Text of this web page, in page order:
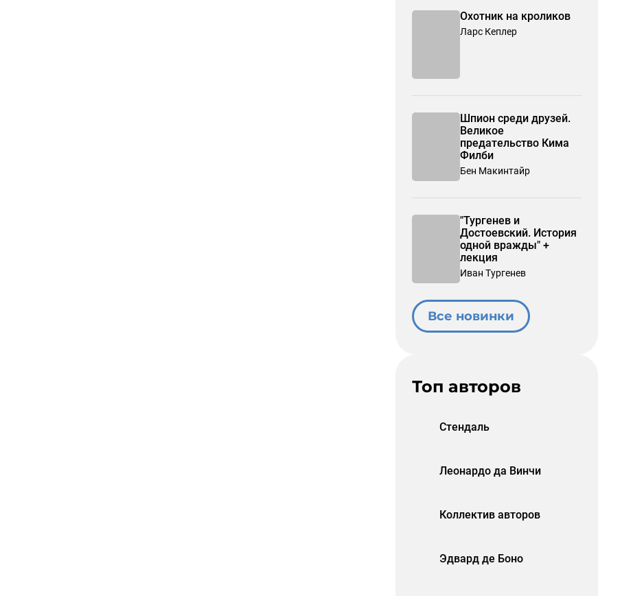
Охотник на кроликов
Ларс Кеплер
Шпион среди друзей.
Великое
предательство Кима
Филби
Бен Макинтайр
"Тургенев и
Достоевский. История
одной вражды" +
лекция
Иван Тургенев
Все новинки
Топ авторов
Стендаль
Леонардо да Винчи
Коллектив авторов
Эдвард де Боно